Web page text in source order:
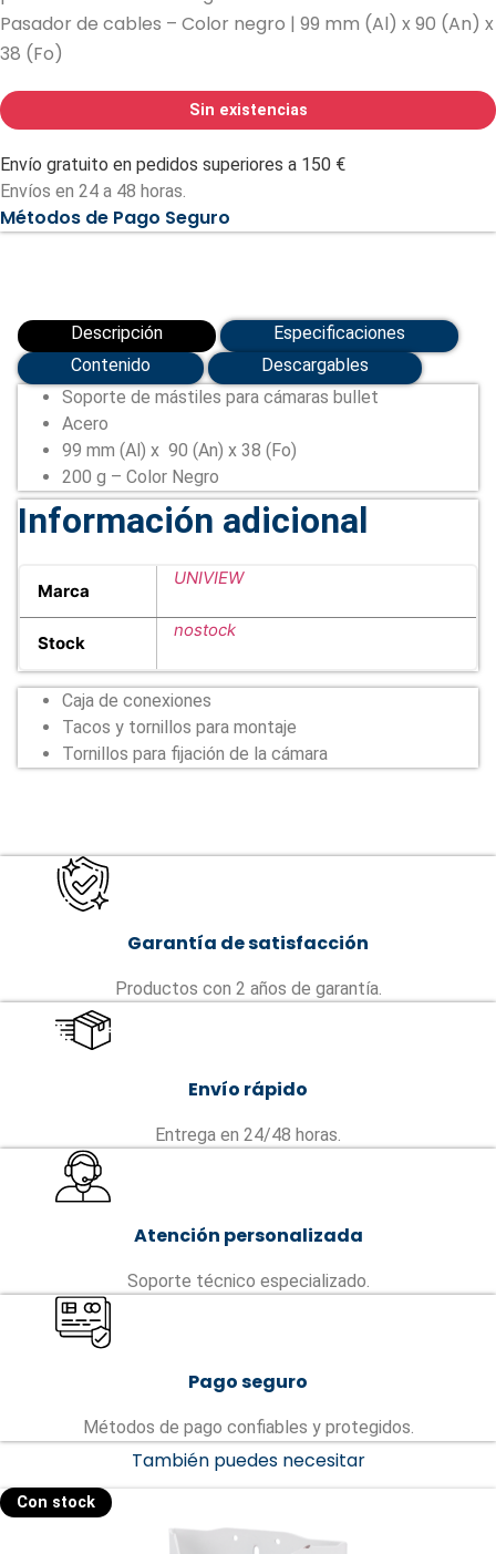
Pasador de cables – Color negro | 99 mm (Al) x 90 (An) x
38 (Fo)
Sin existencias
Envío gratuito en pedidos superiores a 150 €
Envíos en 24 a 48 horas.
Métodos de Pago Seguro
Descripción
Especificaciones
Contenido
Descargables
Soporte de mástiles para cámaras bullet
Acero
99 mm (Al) x 90 (An) x 38 (Fo)
200 g – Color Negro
Información adicional
Marca
UNIVIEW
Stock
nostock
Caja de conexiones
Tacos y tornillos para montaje
Tornillos para fijación de la cámara
Garantía de satisfacción
Productos con 2 años de garantía.
Envío rápido
Entrega en 24/48 horas.
Atención personalizada
Soporte técnico especializado.
Pago seguro
Métodos de pago confiables y protegidos.
También puedes necesitar
Con stock